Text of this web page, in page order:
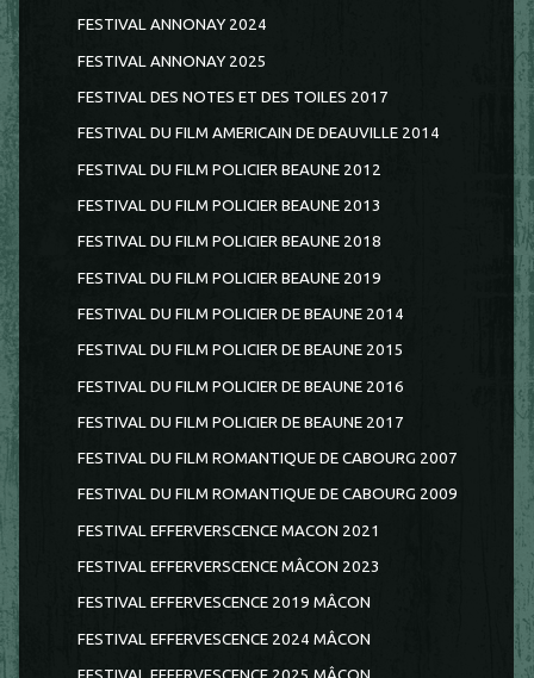
FESTIVAL ANNONAY 2024
FESTIVAL ANNONAY 2025
FESTIVAL DES NOTES ET DES TOILES 2017
FESTIVAL DU FILM AMERICAIN DE DEAUVILLE 2014
FESTIVAL DU FILM POLICIER BEAUNE 2012
FESTIVAL DU FILM POLICIER BEAUNE 2013
FESTIVAL DU FILM POLICIER BEAUNE 2018
FESTIVAL DU FILM POLICIER BEAUNE 2019
FESTIVAL DU FILM POLICIER DE BEAUNE 2014
FESTIVAL DU FILM POLICIER DE BEAUNE 2015
FESTIVAL DU FILM POLICIER DE BEAUNE 2016
FESTIVAL DU FILM POLICIER DE BEAUNE 2017
FESTIVAL DU FILM ROMANTIQUE DE CABOURG 2007
FESTIVAL DU FILM ROMANTIQUE DE CABOURG 2009
FESTIVAL EFFERVERSCENCE MACON 2021
FESTIVAL EFFERVERSCENCE MÂCON 2023
FESTIVAL EFFERVESCENCE 2019 MÂCON
FESTIVAL EFFERVESCENCE 2024 MÂCON